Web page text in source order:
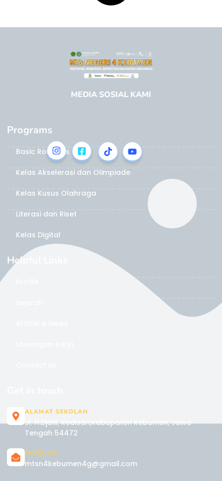
MEDIA SOSIAL KAMI
Programs
Basic Robotics
Kelas Akselerasi dan Olimpiade
Kelas Kusus Olahraga
Literasi dan Riset
Kelas Digital
Helpful Links
ALAMAT SEKOLAH
Jl. H.Djalil, Redisari,Kabupaten Kebumen, Jawa
Tengah 54472
EMAIL US
mtsn4kebumen4g@gmail.com